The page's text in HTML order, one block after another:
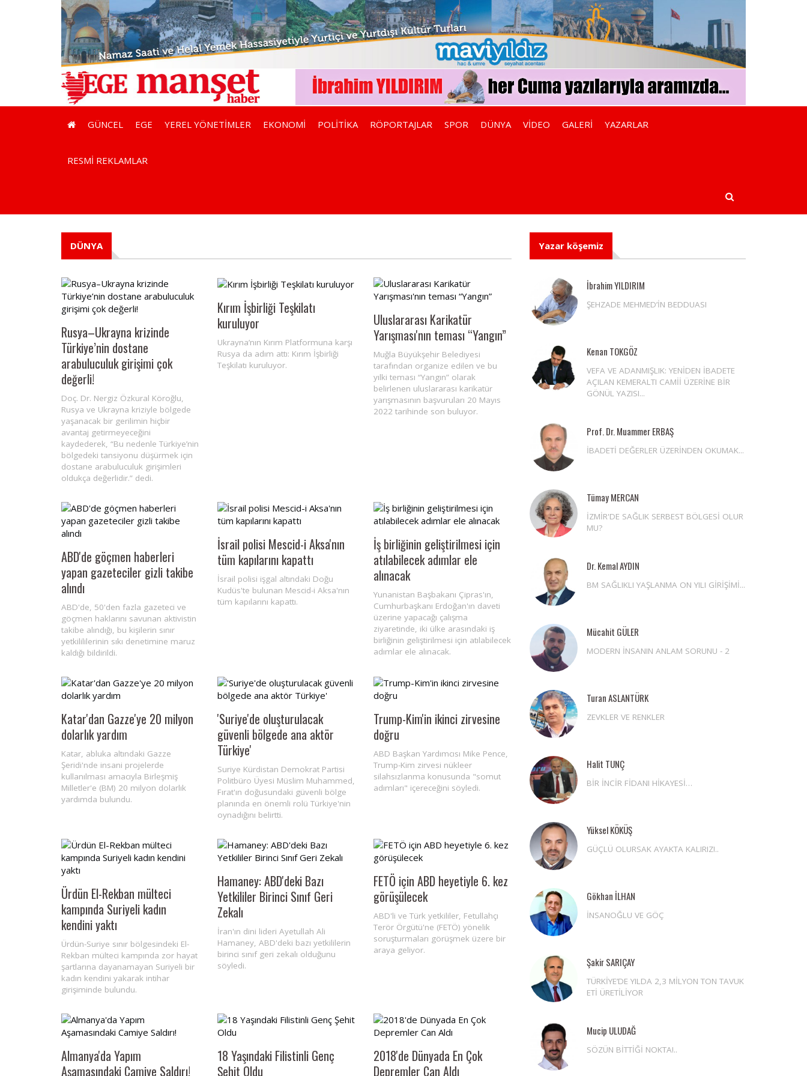
GÜNCEL EGE YEREL YÖNETİMLER EKONOMİ POLİTİKA RÖPORTAJLAR SPOR DÜNYA VİDEO GALERİ YAZARLAR
RESMİ REKLAMLAR
DÜNYA
Rusya–Ukrayna krizinde
Türkiye’nin dostane
arabuluculuk girişimi çok
değerli!
Doç. Dr. Nergiz Özkural Köroğlu,
Rusya ve Ukrayna kriziyle bölgede
yaşanacak bir gerilimin hiçbir
avantaj getirmeyeceğini
kaydederek, “Bu nedenle Türkiye’nin
bölgedeki tansiyonu düşürmek için
dostane arabuluculuk girişimleri
oldukça değerlidir.” dedi.
Kırım İşbirliği Teşkilatı
kuruluyor
Ukrayna’nın Kırım Platformuna karşı
Rusya da adım attı: Kırım İşbirliği
Teşkilatı kuruluyor.
Uluslararası Karikatür
Yarışması'nın teması “Yangın”
Muğla Büyükşehir Belediyesi
tarafından organize edilen ve bu
yılki teması “Yangın” olarak
belirlenen uluslararası karikatür
yarışmasının başvuruları 20 Mayıs
2022 tarihinde son buluyor.
ABD'de göçmen haberleri
yapan gazeteciler gizli takibe
alındı
ABD'de, 50'den fazla gazeteci ve
göçmen haklarını savunan aktivistin
takibe alındığı, bu kişilerin sınır
yetkilililerinin sıkı denetimine maruz
kaldığı bildirildi.
İsrail polisi Mescid-i Aksa'nın
tüm kapılarını kapattı
İsrail polisi işgal altındaki Doğu
Kudüs'te bulunan Mescid-i Aksa'nın
tüm kapılarını kapattı.
İş birliğinin geliştirilmesi için
atılabilecek adımlar ele
alınacak
Yunanistan Başbakanı Çipras'ın,
Cumhurbaşkanı Erdoğan'ın daveti
üzerine yapacağı çalışma
ziyaretinde, iki ülke arasındaki iş
birliğinin geliştirilmesi için atılabilecek
adımlar ele alınacak.
Katar'dan Gazze'ye 20 milyon
dolarlık yardım
Katar, abluka altındaki Gazze
Şeridi'nde insani projelerde
kullanılması amacıyla Birleşmiş
Milletler'e (BM) 20 milyon dolarlık
yardımda bulundu.
'Suriye'de oluşturulacak
güvenli bölgede ana aktör
Türkiye'
Suriye Kürdistan Demokrat Partisi
Politbüro Üyesi Müslim Muhammed,
Fırat'ın doğusundaki güvenli bölge
planında en önemli rolü Türkiye'nin
oynadığını belirtti.
Trump-Kim'in ikinci zirvesine
doğru
ABD Başkan Yardımcısı Mike Pence,
Trump-Kim zirvesi nükleer
silahsızlanma konusunda "somut
adımları" içereceğini söyledi.
Ürdün El-Rekban mülteci
kampında Suriyeli kadın
kendini yaktı
Ürdün-Suriye sınır bölgesindeki El-
Rekban mülteci kampında zor hayat
şartlarına dayanamayan Suriyeli bir
kadın kendini yakarak intihar
girişiminde bulundu.
Hamaney: ABD'deki Bazı
Yetkililer Birinci Sınıf Geri
Zekalı
İran'ın dini lideri Ayetullah Ali
Hamaney, ABD'deki bazı yetkililerin
birinci sınıf geri zekalı olduğunu
söyledi.
FETÖ için ABD heyetiyle 6. kez
görüşülecek
ABD'li ve Türk yetkililer, Fetullahçı
Terör Örgütü'ne (FETÖ) yönelik
soruşturmaları görüşmek üzere bir
araya geliyor.
Almanya'da Yapım
Aşamasındaki Camiye Saldırı!
18 Yaşındaki Filistinli Genç
Şehit Oldu
2018'de Dünyada En Çok
Depremler Can Aldı
Yazar köşemiz
İbrahim YILDIRIM
ŞEHZADE MEHMED’İN BEDDUASI
Kenan TOKGÖZ
VEFA VE ADANMIŞLIK: YENİDEN İBADETE
AÇILAN KEMERALTI CAMİİ ÜZERİNE BİR
GÖNÜL YAZISI...
Prof. Dr. Muammer ERBAŞ
İBADETİ DEĞERLER ÜZERİNDEN OKUMAK...
Tümay MERCAN
İZMİR'DE SAĞLIK SERBEST BÖLGESİ OLUR
MU?
Dr. Kemal AYDIN
BM SAĞLIKLI YAŞLANMA ON YILI GİRİŞİMİ...
Mücahit GÜLER
MODERN İNSANIN ANLAM SORUNU - 2
Turan ASLANTÜRK
ZEVKLER VE RENKLER
Halit TUNÇ
BİR İNCİR FİDANI HİKAYESİ…
Yüksel KÖKÜŞ
GÜÇLÜ OLURSAK AYAKTA KALIRIZ!..
Gökhan İLHAN
İNSANOĞLU VE GÖÇ
Şakir SARIÇAY
TÜRKİYE’DE YILDA 2,3 MİLYON TON TAVUK
ETİ ÜRETİLİYOR
Mucip ULUDAĞ
SÖZÜN BİTTİĞİ NOKTA!..